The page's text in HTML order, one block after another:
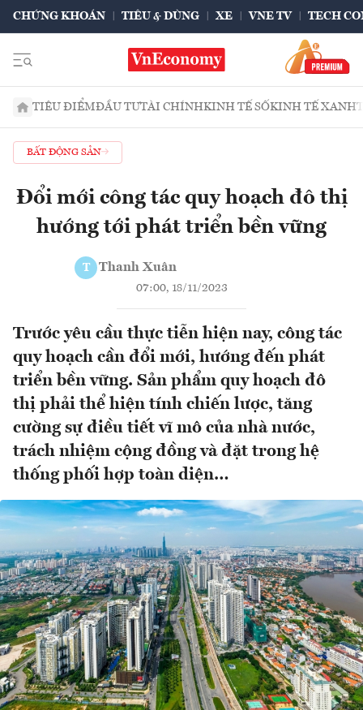
CHỨNG KHOÁN TIÊU & DÙNG XE VNE TV TECH
TIÊU ĐIỂMĐẦU TƯTÀI CHÍNHKINH TẾ SỐKINH TẾ XANH
BẤT ĐỘNG SẢN
Đổi mới công tác quy hoạch đô thị
hướng tới phát triển bền vững
T Thanh Xuân
07:00, 18/11/2023
Trước yêu cầu thực tiễn hiện nay, công tác
quy hoạch cần đổi mới, hướng đến phát
triển bền vững. Sản phẩm quy hoạch đô
thị phải thể hiện tính chiến lược, tăng
cường sự điều tiết vĩ mô của nhà nước,
trách nhiệm cộng đồng và đặt trong hệ
thống phối hợp toàn diện…